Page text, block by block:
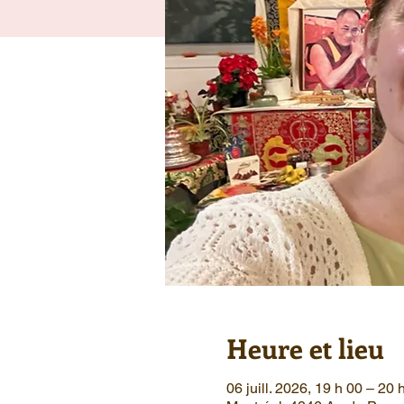
Heure et lieu
06 juill. 2026, 19 h 00 – 20